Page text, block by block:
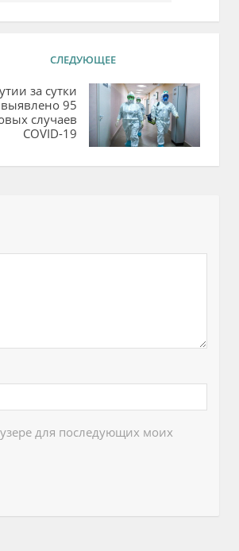
СЛЕДУЮЩЕЕ
за сутки
выявлено 95
случаев
COVID-19
для последующих моих